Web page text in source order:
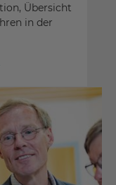
Übersicht
in der